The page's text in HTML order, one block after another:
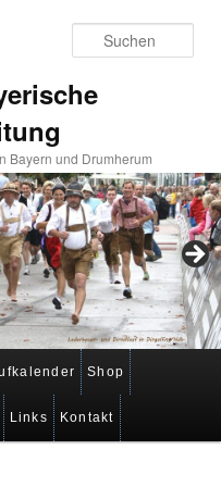
Bayern und Drumherum
Shop
Links Kontakt